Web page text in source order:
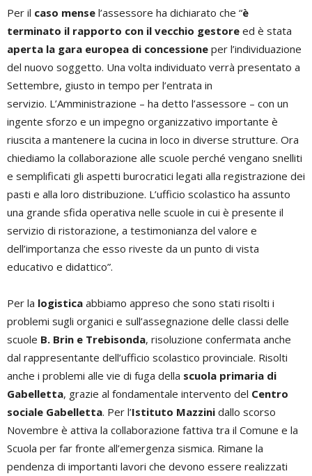
Per il caso mense l’assessore ha dichiarato che “è
terminato il rapporto con il vecchio gestore ed è stata
aperta la gara europea di concessione per l’individuazione
del nuovo soggetto. Una volta individuato verrà presentato a
Settembre, giusto in tempo per l’entrata in
servizio. L’Amministrazione – ha detto l’assessore – con un
ingente sforzo e un impegno organizzativo importante è
riuscita a mantenere la cucina in loco in diverse strutture. Ora
chiediamo la collaborazione alle scuole perché vengano snelliti
e semplificati gli aspetti burocratici legati alla registrazione dei
pasti e alla loro distribuzione. L’ufficio scolastico ha assunto
una grande sfida operativa nelle scuole in cui è presente il
servizio di ristorazione, a testimonianza del valore e
dell’importanza che esso riveste da un punto di vista
educativo e didattico”.
Per la logistica abbiamo appreso che sono stati risolti i
problemi sugli organici e sull’assegnazione delle classi delle
scuole B. Brin e Trebisonda, risoluzione confermata anche
dal rappresentante dell’ufficio scolastico provinciale. Risolti
anche i problemi alle vie di fuga della scuola primaria di
Gabelletta, grazie al fondamentale intervento del Centro
sociale Gabelletta. Per l’Istituto Mazzini dallo scorso
Novembre è attiva la collaborazione fattiva tra il Comune e la
Scuola per far fronte all’emergenza sismica. Rimane la
pendenza di importanti lavori che devono essere realizzati